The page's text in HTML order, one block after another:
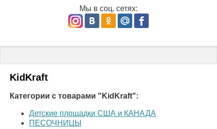
Мы в соц. сетях:
Главная \ KidKraft
KidKraft
Категории с товарами "KidKraft":
Детские площадки США и КАНАДА
ПЕСОЧНИЦЫ